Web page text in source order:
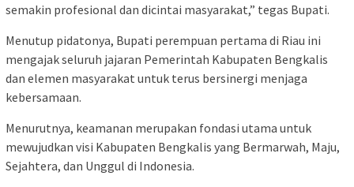
semakin profesional dan dicintai masyarakat,” tegas Bupati.
Menutup pidatonya, Bupati perempuan pertama di Riau ini
mengajak seluruh jajaran Pemerintah Kabupaten Bengkalis
dan elemen masyarakat untuk terus bersinergi menjaga
kebersamaan.
Menurutnya, keamanan merupakan fondasi utama untuk
mewujudkan visi Kabupaten Bengkalis yang Bermarwah, Maju,
Sejahtera, dan Unggul di Indonesia.